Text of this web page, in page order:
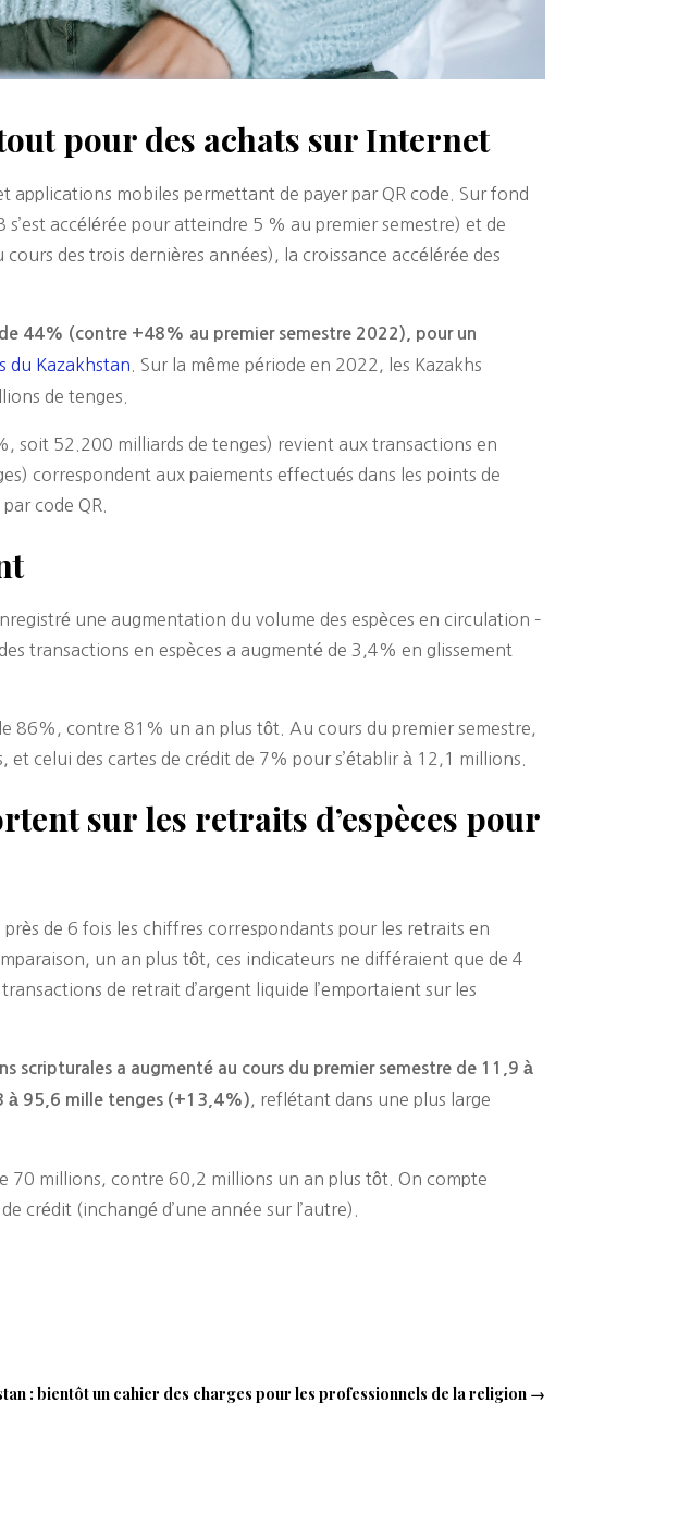
pour des achats sur Internet
applications mobiles permettant de payer par QR code. Sur fond
accélérée pour atteindre 5 % au premier semestre) et de
des trois dernières années), la croissance accélérée des
44% (contre +48% au premier semestre 2022), pour un
du Kazakhstan . Sur la même période en 2022, les Kazakhs
de tenges.
soit 52.200 milliards de tenges) revient aux transactions en
correspondent aux paiements effectués dans les points de
code QR.
une augmentation du volume des espèces en circulation –
transactions en espèces a augmenté de 3,4% en glissement
86%, contre 81% un an plus tôt. Au cours du premier semestre,
celui des cartes de crédit de 7% pour s’établir à 12,1 millions.
sur les retraits d’espèces pour
de 6 fois les chiffres correspondants pour les retraits en
un an plus tôt, ces indicateurs ne différaient que de 4
de retrait d’argent liquide l’emportaient sur les
scripturales a augmenté au cours du premier semestre de 11,9 à
à 95,6 mille tenges (+13,4%)
, reflétant dans une plus large
70 millions, contre 60,2 millions un an plus tôt. On compte
crédit (inchangé d’une année sur l’autre).
: bientôt un cahier des charges pour les professionnels de la religion→